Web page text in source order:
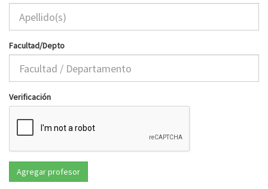
Facultad/Depto
Verificación